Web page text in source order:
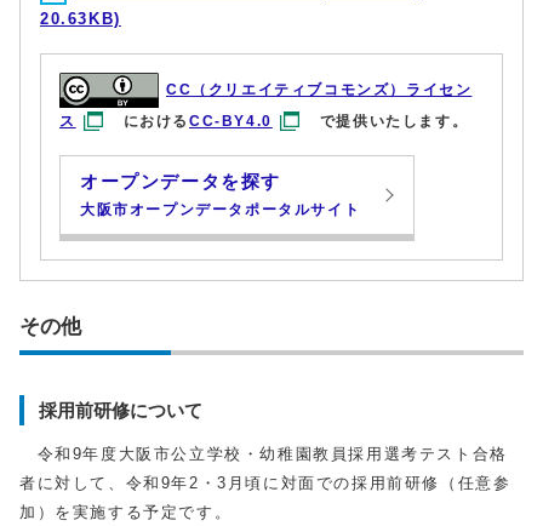
20.63KB)
CC（クリエイティブコモンズ）ライセン
ス
におけるCC-BY4.0 で提供いたします。
オープンデータを探す
大阪市オープンデータポータルサイト
その他
採用前研修について
令和9年度大阪市公立学校・幼稚園教員採用選考テスト合格
者に対して、令和9年2・3月頃に対面での採用前研修（任意参
加）を実施する予定です。